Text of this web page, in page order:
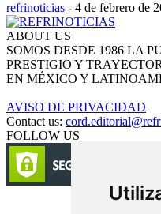
refrinoticias - 4 de febrero de
ABOUT US
SOMOS DESDE 1986 LA
PRESTIGIO Y
EN MÉXICO Y
AVISO DE PRIVACIDAD
Contact us:
FOLLOW US